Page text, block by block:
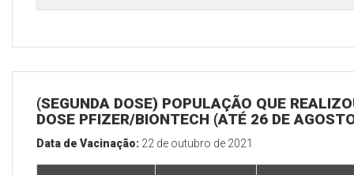
(SEGUNDA DOSE) POPULAÇÃO QUE
DOSE PFIZER/BIONTECH (ATÉ 26 DE
Data de Vacinação: 22 de outubro de 2021